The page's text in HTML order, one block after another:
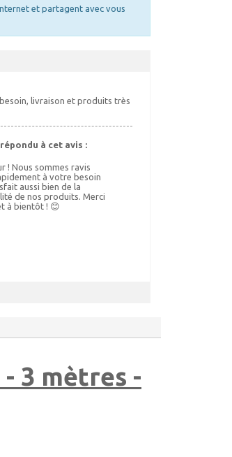
et partagent avec vous
livraison et produits très
répondu à cet avis :
! Nous sommes ravis
à votre besoin
aussi bien de la
de nos produits. Merci
à bientôt ! 😊
- 3 mètres -